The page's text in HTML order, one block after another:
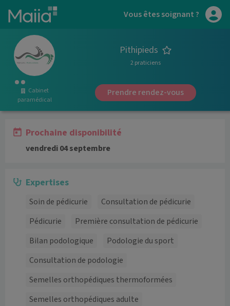
Aller au contenu principal Vous êtes soignant ?
Pithipieds
2 praticiens
Cabinet
paramédical
Prendre rendez-vous
Prochaine disponibilité
vendredi 04 septembre
Expertises
Soin de pédicurie
Consultation de pédicurie
Pédicurie
Première consultation de pédicurie
Bilan podologique
Podologie du sport
Consultation de podologie
Semelles orthopédiques thermoformées
Semelles orthopédiques adulte